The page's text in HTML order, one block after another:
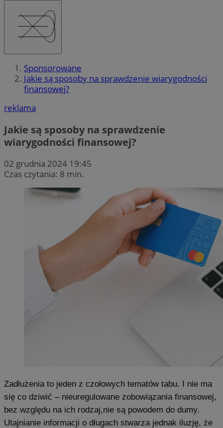
Sponsorowane
Jakie są sposoby na sprawdzenie wiarygodności
finansowej?
reklama
Jakie są sposoby na sprawdzenie
wiarygodności finansowej?
02 grudnia 2024 19:45
Czas czytania: 8 min.
Zadłużenia to jeden z czołowych tematów tabu. I nie ma
się co dziwić – nieuregulowane zobowiązania finansowej,
bez względu na ich rodzaj,nie są powodem do dumy.
Utajnianie informacji o długach stwarza jednak iluzję, że